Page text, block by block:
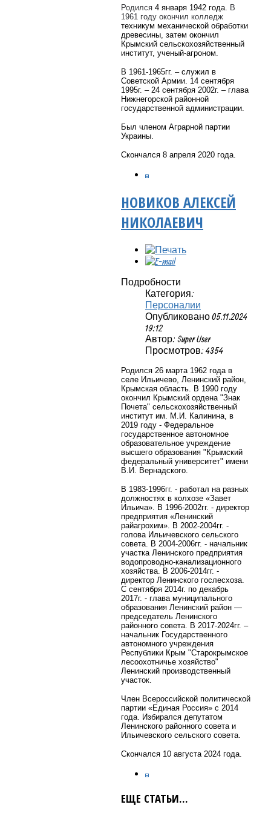
Родился 4 января 1942 года. В
1961 году окончил колледж
техникум механической обработки
древесины, затем окончил
Крымский сельскохозяйственный
институт, ученый-агроном.
В 1961-1965гг. – служил в
Советской Армии. 14 сентября
1995г. – 24 сентября 2002г. – глава
Нижнегорской районной
государственной администрации.
Был членом Аграрной партии
Украины.
Скончался 8 апреля 2020 года.
НОВИКОВ АЛЕКСЕЙ
НИКОЛАЕВИЧ
Подробности
Категория:
Персоналии
Опубликовано 05.11.2024
19:12
Автор: Super User
Просмотров: 4354
Родился 26 марта 1962 года в
селе Ильичево, Ленинский район,
Крымская область. В 1990 году
окончил Крымский ордена "Знак
Почета" сельскохозяйственный
институт им. М.И. Калинина, в
2019 году - Федеральное
государственное автономное
образовательное учреждение
высшего образования "Крымский
федеральный университет" имени
В.И. Вернадского.
В 1983-1996гг. - работал на разных
должностях в колхозе «Завет
Ильича». В 1996-2002гг. - директор
предприятия «Ленинский
райагрохим». В 2002-2004гг. -
голова Ильичевского сельского
совета. В 2004-2006гг. - начальник
участка Ленинского предприятия
водопроводно-канализационного
хозяйства. В 2006-2014гг. -
директор Ленинского гослесхоза.
С сентября 2014г. по декабрь
2017г. - глава муниципального
образования Ленинский район —
председатель Ленинского
районного совета. В 2017-2024гг. –
начальник Государственного
автономного учреждения
Республики Крым "Старокрымское
лесоохотничье хозяйство"
Ленинский производственный
участок.
Член Всероссийской политической
партии «Единая Россия» с 2014
года. Избирался депутатом
Ленинского районного совета и
Ильичевского сельского совета.
Скончался 10 августа 2024 года.
ЕЩЕ СТАТЬИ...